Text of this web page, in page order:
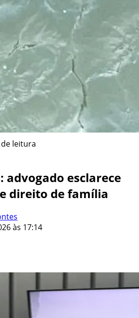
leitura
advogado esclarece
direito de família
às 17:14